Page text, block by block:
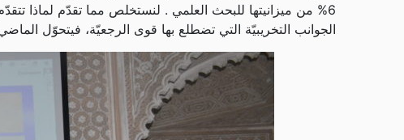
6% من ميزانيتها للبحث العلمي . لنستخلص مما تقدّم لماذا
الجوانب التخريبيّة التي تضطلع بها قوى الرجعيّة، فيتحوّل